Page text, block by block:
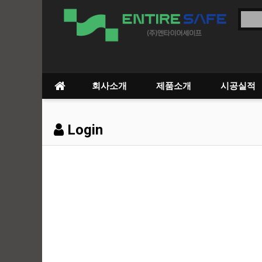
회사소개 제품소개 시공실적
Login